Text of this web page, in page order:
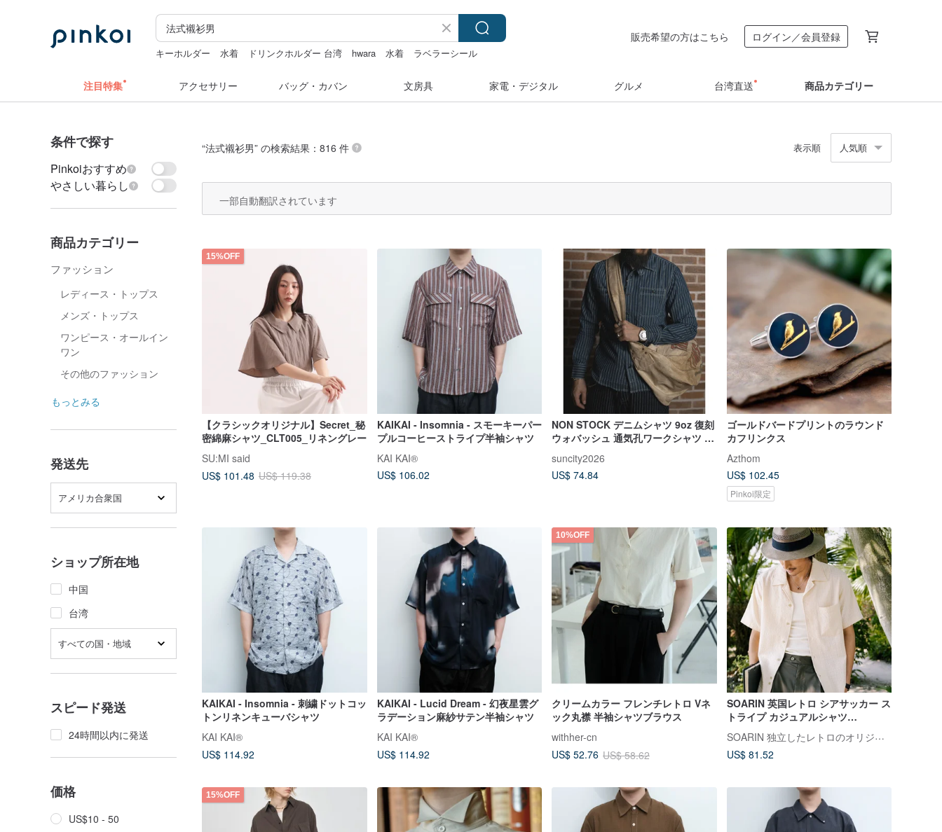
キーホルダー 水着 ドリンクホルダー 台湾 hwara 水着
ラベラーシール
販売希望の方はこちら ログイン／会員登録
注目特集 アクセサリー バッグ・カバン 文房具 家電・デジタル グルメ 台湾直送 商品カテゴリー
条件で探す
Pinkoiおすすめ
やさしい暮らし
商品カテゴリー
ファッション
レディース・トップス
メンズ・トップス
ワンピース・オールイン
ワン
その他のファッション
もっとみる
発送先
アメリカ合衆国
ショップ所在地
中国
台湾
すべての国・地域
スピード発送
24時間以内に発送
価格
US$10 - 50
“法式襯衫男” の検索結果：816 件 表示順 人気順
一部自動翻訳されています
15%OFF
【クラシックオリジナル】Secret_秘
密綿麻シャツ_CLT005_リネングレー
SU:MI said
US$ 101.48 US$ 119.38
KAIKAI - Insomnia - スモーキーパー
プルコーヒーストライプ半袖シャツ
KAI KAI®
US$ 106.02
NON STOCK デニムシャツ 9oz 復刻
ウォバッシュ 通気孔ワークシャツ デ
suncity2026
US$ 74.84
ゴールドバードプリントのラウンド
カフリンクス
Azthom
US$ 102.45
Pinkoi限定
KAIKAI - Insomnia - 刺繍ドットコッ
トンリネンキューバシャツ
KAI KAI®
US$ 114.92
KAIKAI - Lucid Dream - 幻夜星雲グ
ラデーション麻紗サテン半袖シャツ
KAI KAI®
US$ 114.92
10%OFF
クリームカラー フレンチレトロ Vネ
ック丸襟 半袖シャツブラウス
withher-cn
US$ 52.76 US$ 58.62
SOARIN 英国レトロ シアサッカー ス
トライプ カジュアルシャツ
(252TC395)
SOARIN 独立したレトロのオリジナルメンズウェア
US$ 81.52
15%OFF